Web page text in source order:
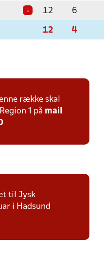
i 12 6
12 4
række skal
1 på mail
til Jysk
i Hadsund